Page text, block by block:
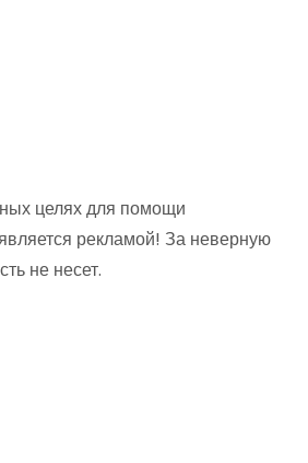
целях для помощи
рекламой! За неверную
не несет.